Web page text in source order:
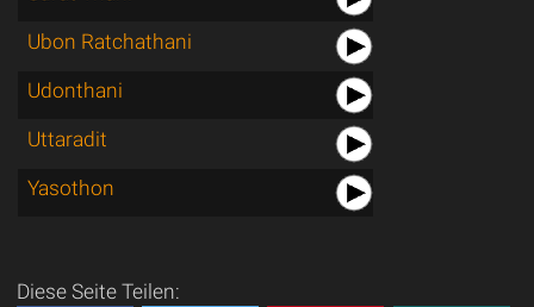
Ubon Ratchathani
Udonthani
Uttaradit
Yasothon
Diese Seite Teilen: